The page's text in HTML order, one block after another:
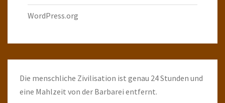
WordPress.org
Die menschliche Zivilisation ist genau 24 Stunden und
eine Mahlzeit von der Barbarei entfernt.